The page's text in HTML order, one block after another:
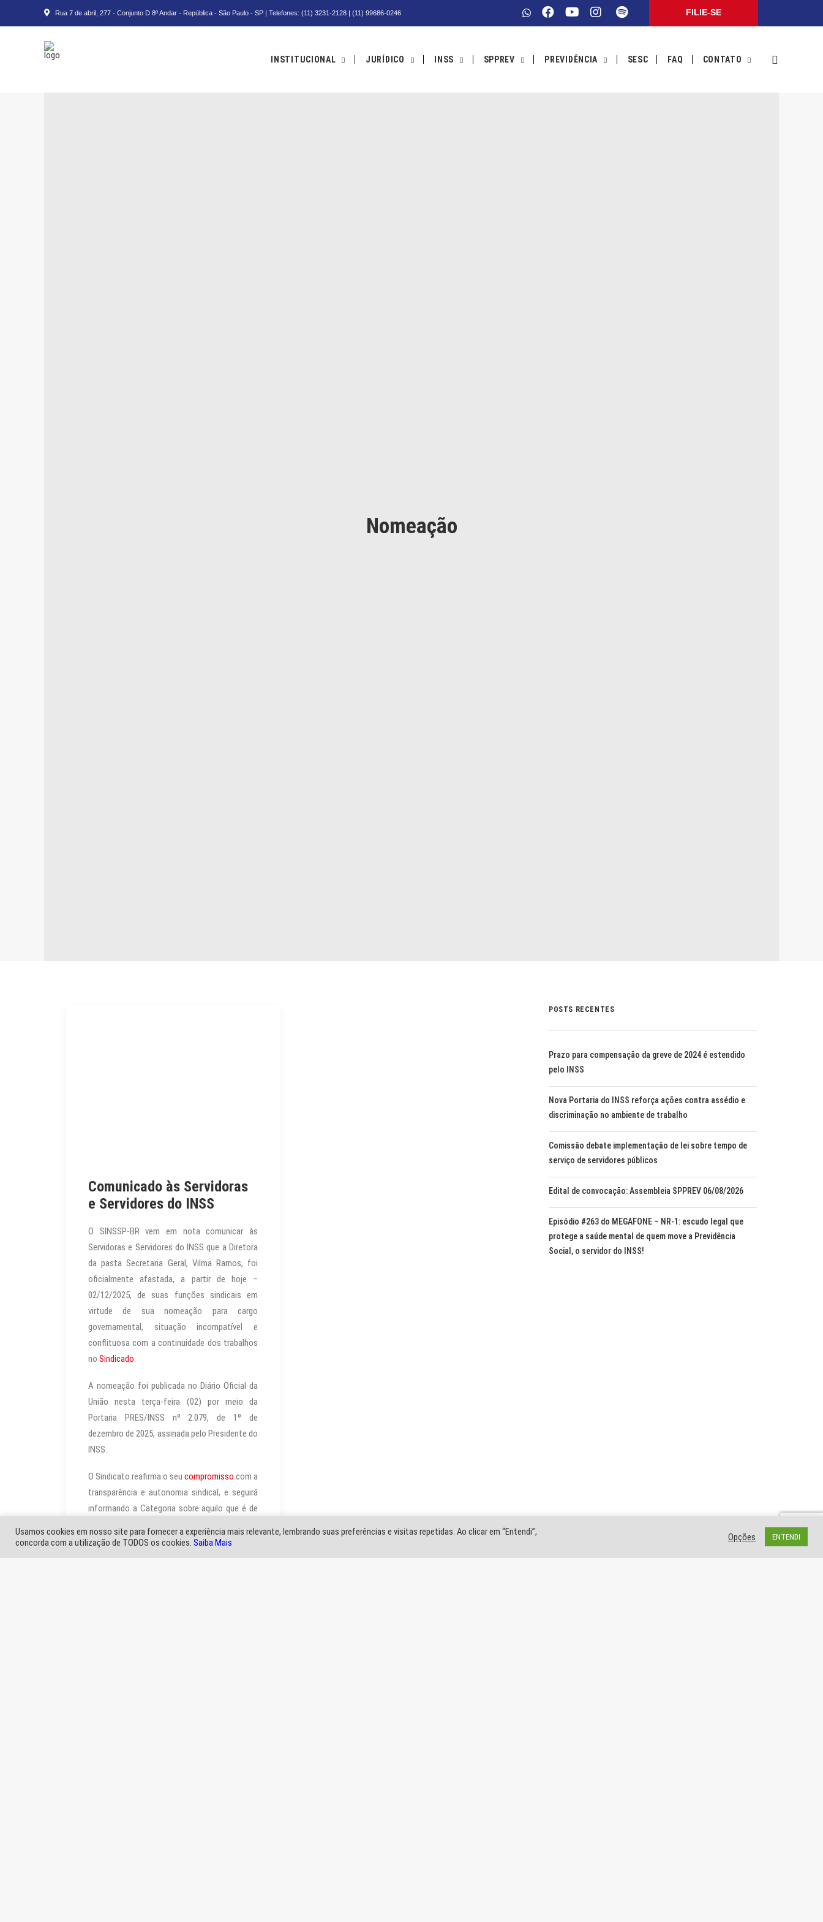
Rua 7 de abril, 277 - Conjunto D 8º Andar - República - São Paulo - SP | Telefones: (11) 3231-2128 | (11) 99686-0246 FILIE-SE
INSTITUCIONAL JURÍDICO INSS SPPREV PREVIDÊNCIA SESC FAQ CONTATO
Nomeação
Comunicado às Servidoras
e Servidores do INSS
O SINSSP-BR vem em nota comunicar às
Servidoras e Servidores do INSS que a Diretora
da pasta Secretaria Geral, Vilma Ramos, foi
oficialmente afastada, a partir de hoje –
02/12/2025, de suas funções sindicais em
virtude de sua nomeação para cargo
governamental, situação incompatível e
conflituosa com a continuidade dos trabalhos
no Sindicado.
A nomeação foi publicada no Diário Oficial da
União nesta terça-feira (02) por meio da
Portaria PRES/INSS nº 2.079, de 1º de
dezembro de 2025, assinada pelo Presidente do
INSS.
O Sindicato reafirma o seu compromisso com a
transparência e autonomia sindical, e seguirá
informando a Categoria sobre aquilo que é de
POSTS RECENTES
Prazo para compensação da greve de 2024 é estendido
pelo INSS
Nova Portaria do INSS reforça ações contra assédio e
discriminação no ambiente de trabalho
Comissão debate implementação de lei sobre tempo de
serviço de servidores públicos
Edital de convocação: Assembleia SPPREV 06/08/2026
Episódio #263 do MEGAFONE – NR-1: escudo legal que
protege a saúde mental de quem move a Previdência
Social, o servidor do INSS!
Usamos cookies em nosso site para fornecer a experiência mais relevante, lembrando suas preferências e visitas repetidas. Ao clicar em “Entendi”,
concorda com a utilização de TODOS os cookies. Saiba Mais Opções ENTENDI